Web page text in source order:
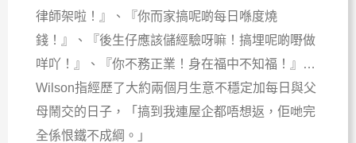
律師架啦！』、『你而家搞呢啲每日喺度燒
錢！』、『後生仔應該儲經驗呀嘛！搞埋呢啲嘢做
咩吖！』、『你不務正業！身在福中不知福！』…
Wilson指經歷了大約兩個月生意不穩定加每日與父
母鬧交的日子，「搞到我連屋企都唔想返，佢哋完
全係恨鐵不成綱。」